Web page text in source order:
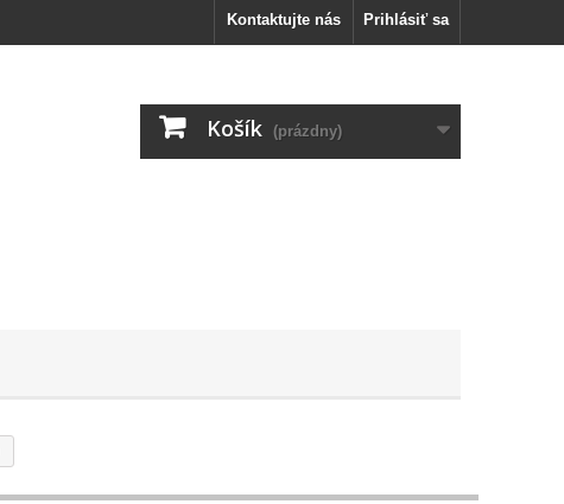
Prihlásiť sa
Kontaktujte nás
Košík (prázdny)